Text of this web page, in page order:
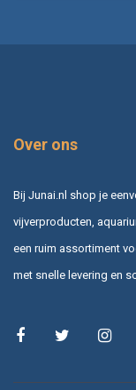
Over ons
Bij Junai.nl shop je
vijverproducten,
een ruim assortiment
met snelle levering en